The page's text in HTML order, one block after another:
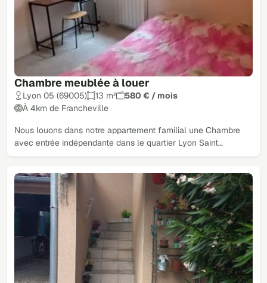
Chambre meublée à louer
Lyon 05 (69005) 13 m²
580 € / mois
À 4km de Francheville
Nous louons dans notre appartement familial une Chambre
avec entrée indépendante dans le quartier Lyon Saint…